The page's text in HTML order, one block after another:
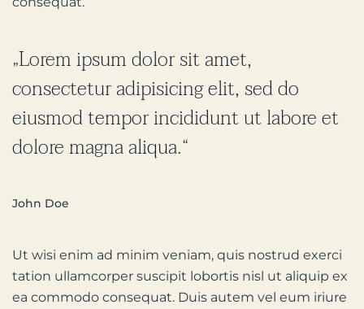
„Lorem ipsum dolor sit amet,
consectetur adipisicing elit, sed do
eiusmod tempor incididunt ut labore et
dolore magna aliqua.“
John Doe
Ut wisi enim ad minim veniam, quis nostrud exerci
tation ullamcorper suscipit lobortis nisl ut aliquip ex
ea commodo consequat. Duis autem vel eum iriure